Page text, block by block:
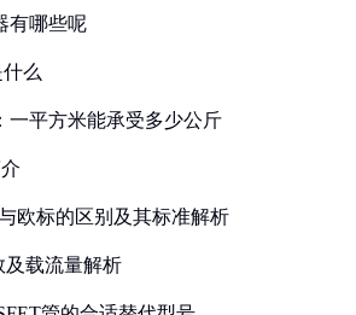
有哪些呢
么
一平方米能承受多少公斤
欧标的区别及其标准解析
及载流量解析